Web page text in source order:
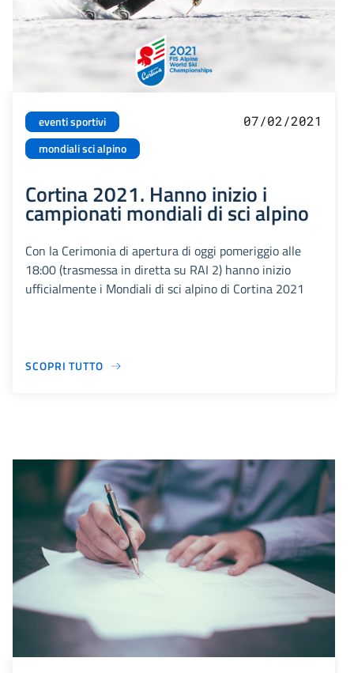
eventi sportivi
mondiali sci alpino
07/02/2021
Cortina 2021. Hanno inizio i
campionati mondiali di sci alpino
Con la Cerimonia di apertura di oggi pomeriggio alle
18:00 (trasmessa in diretta su RAI 2) hanno inizio
ufficialmente i Mondiali di sci alpino di Cortina 2021
SCOPRI TUTTO